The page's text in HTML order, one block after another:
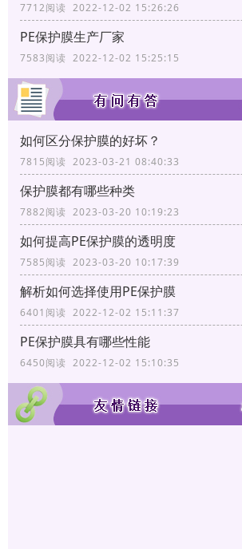
7712阅读 2022-12-02 15:26:26
PE保护膜生产厂家
7583阅读 2022-12-02 15:25:15
如何区分保护膜的好坏？
7815阅读 2023-03-21 08:40:33
保护膜都有哪些种类
7882阅读 2023-03-20 10:19:23
如何提高PE保护膜的透明度
7585阅读 2023-03-20 10:17:39
解析如何选择使用PE保护膜
6401阅读 2022-12-02 15:11:37
PE保护膜具有哪些性能
6450阅读 2022-12-02 15:10:35